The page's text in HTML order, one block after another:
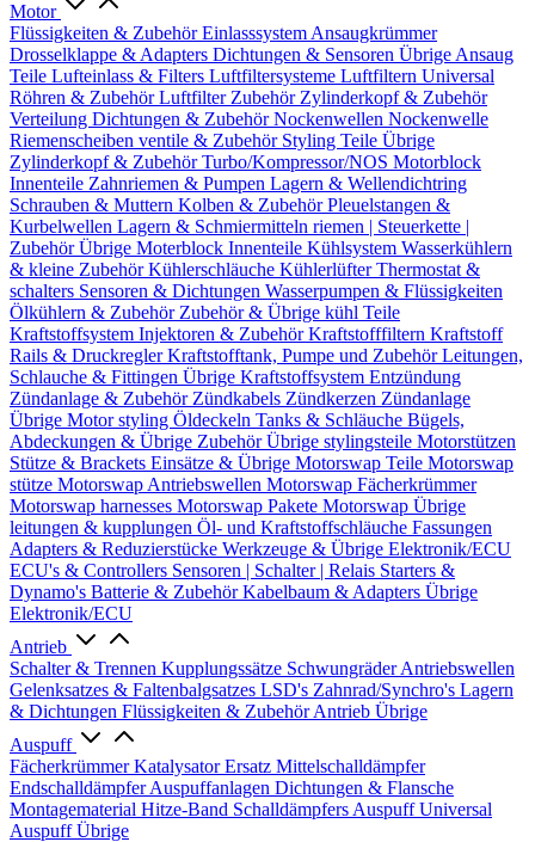
Motor
Flüssigkeiten & ZubehörEinlasssystem Ansaugkrümmer
Drosselklappe & Adapters Dichtungen & Sensoren Übrige Ansaug
Teile Lufteinlass & Filters Luftfiltersysteme Luftfiltern Universal
Röhren & ZubehörLuftfilter Zubehör Zylinderkopf & Zubehör
Verteilung Dichtungen & ZubehörNockenwellen Nockenwelle
Riemenscheiben ventile & Zubehör Styling Teile Übrige
Zylinderkopf & ZubehörTurbo/Kompressor/NOS Motorblock
Innenteile Zahnriemen & Pumpen Lagern & Wellendichtring
Schrauben & Muttern Kolben & ZubehörPleuelstangen &
Kurbelwellen Lagern & Schmiermitteln riemen | Steuerkette |
ZubehörÜbrige Moterblock Innenteile Kühlsystem Wasserkühlern
& kleine ZubehörKühlerschläuche KühlerlüfterThermostat &
schalters Sensoren & Dichtungen Wasserpumpen & Flüssigkeiten
Ölkühlern & Zubehör Zubehör & Übrige kühl Teile
Kraftstoffsystem Injektoren & ZubehörKraftstofffiltern Kraftstoff
Rails & DruckreglerKraftstofftank, Pumpe und ZubehörLeitungen,
Schlauche & Fittingen Übrige Kraftstoffsystem Entzündung
Zündanlage & Zubehör Zündkabels Zündkerzen Zündanlage
Übrige Motor styling Öldeckeln Tanks & Schläuche Bügels,
Abdeckungen & Übrige ZubehörÜbrige stylingsteile Motorstützen
Stütze & Brackets Einsätze & Übrige Motorswap Teile Motorswap
stütze Motorswap Antriebswellen Motorswap Fächerkrümmer
Motorswap harnesses Motorswap Pakete Motorswap Übrige
leitungen & kupplungen Öl- und Kraftstoffschläuche Fassungen
Adapters & Reduzierstücke Werkzeuge & Übrige Elektronik/ECU
ECU's & Controllers Sensoren | Schalter | Relais Starters &
Dynamo's Batterie & ZubehörKabelbaum & Adapters Übrige
Elektronik/ECU
Antrieb
Schalter & Trennen Kupplungssätze SchwungräderAntriebswellen
Gelenksatzes & Faltenbalgsatzes LSD's Zahnrad/Synchro's Lagern
& Dichtungen Flüssigkeiten & ZubehörAntrieb Übrige
Auspuff
FächerkrümmerKatalysator Ersatz Mittelschalldämpfer
EndschalldämpferAuspuffanlagen Dichtungen & Flansche
Montagematerial Hitze-Band Schalldämpfers Auspuff Universal
Auspuff Übrige